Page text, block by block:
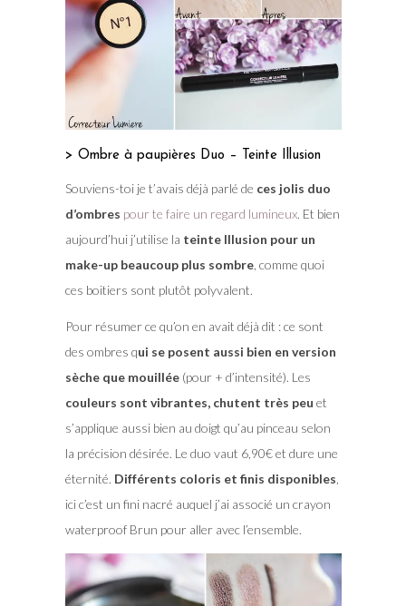
> Ombre à paupières Duo – Teinte Illusion
Souviens-toi je t’avais déjà parlé de ces jolis duo
d’ombres pour te faire un regard lumineux. Et bien
aujourd’hui j’utilise la teinte Illusion pour un
make-up beaucoup plus sombre, comme quoi
ces boitiers sont plutôt polyvalent.
Pour résumer ce qu’on en avait déjà dit : ce sont
des ombres qui se posent aussi bien en version
sèche que mouillée(pour + d’intensité). Les
couleurs sont vibrantes, chutent très peu et
s’applique aussi bien au doigt qu’au pinceau selon
la précision désirée. Le duo vaut 6,90€ et dure une
éternité. Différents coloris et finis disponibles,
ici c’est un fini nacré auquel j’ai associé un crayon
waterproof Brun pour aller avec l’ensemble.